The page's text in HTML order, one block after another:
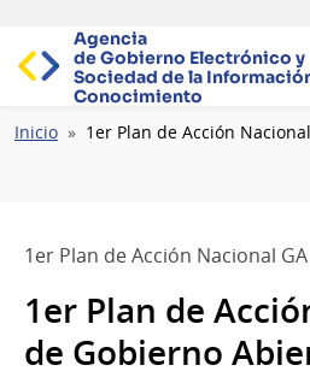
Agencia
de Gobierno Electrónico y
Sociedad de la
Conocimiento
Ruta
Inicio 1er Plan de Acción
1er Plan de Acción Nacional GA
1er Plan de
de Gobierno